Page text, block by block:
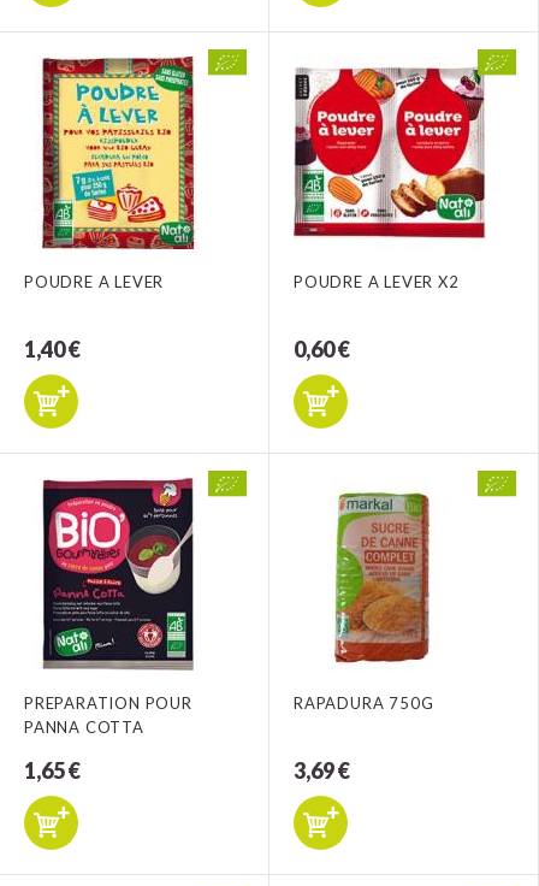
POUDRE A LEVER
1,40 €
POUDRE A LEVER X2
0,60 €
PREPARATION POUR
PANNA COTTA
1,65 €
RAPADURA 750G
3,69 €